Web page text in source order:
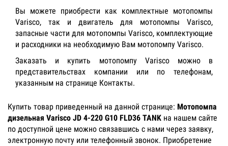
Вы можете приобрести как комплектные мотопомпы
Varisco, так и двигатель для мотопомпы Varisco,
запасные части для мотопомпы Varisco, комплектующие
и расходники на необходимую Вам мотопомпу Varisco.
Заказать и купить мотопомпу Varisco можно в
представительствах компании или по телефонам,
указанным на странице Контакты.
Купить товар приведенный на данной странице: Мотопомпа
дизельная Varisco JD 4-220 G10 FLD36 TANK на нашем сайте
по доступной цене можно связавшись с нами через заявку,
электронную почту или телефонный звонок. Приобретение